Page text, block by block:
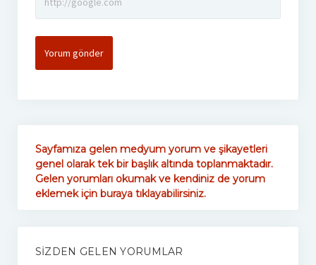
Sayfamıza gelen medyum yorum ve şikayetleri
genel olarak tek bir başlık altında toplanmaktadır.
Gelen yorumları okumak ve kendiniz de yorum
eklemek için buraya tıklayabilirsiniz.
SIZDEN GELEN YORUMLAR